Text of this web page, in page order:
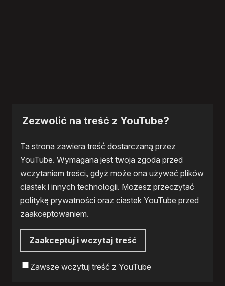
Zezwolić na treść z YouTube?
Ta strona zawiera treść dostarczaną przez
YouTube. Wymagana jest twoja zgoda przed
wczytaniem treści, gdyż może ona używać plików
ciastek i innych technologii. Możesz przeczytać
politykę prywatności oraz ciastek YouTube przed
zaakceptowaniem.
Zaakceptuj i wczytaj treść
Zawsze wczytuj treść z YouTube